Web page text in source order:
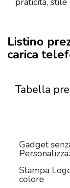
Listino
carica
Tabella
Gadget
Stampa
colore